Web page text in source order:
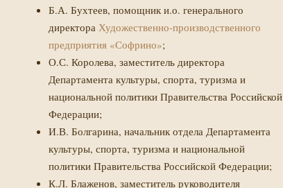
Б.А. Бухтеев, помощник и.о. генерального
директора Художественно-производственного
предприятия «Софрино»;
О.С. Королева, заместитель директора
Департамента культуры, спорта, туризма и
национальной политики Правительства Российской
Федерации;
И.В. Болгарина, начальник отдела Департамента
культуры, спорта, туризма и национальной
политики Правительства Российской Федерации;
К.Л. Блаженов, заместитель руководителя